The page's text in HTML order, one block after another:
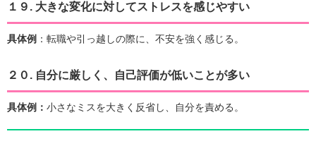
１９. 大きな変化に対してストレスを感じやすい
具体例 ：転職や引っ越しの際に、不安を強く感じる。
２０. 自分に厳しく、自己評価が低いことが多い
具体例： 小さなミスを大きく反省し、自分を責める。